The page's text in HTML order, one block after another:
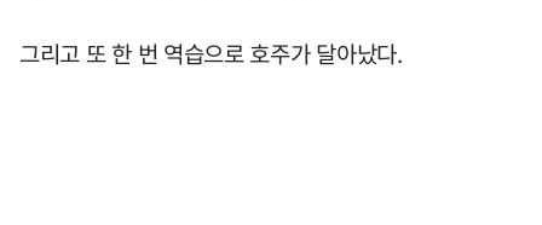
그리고 또 한 번 역습으로 호주가 달아났다.